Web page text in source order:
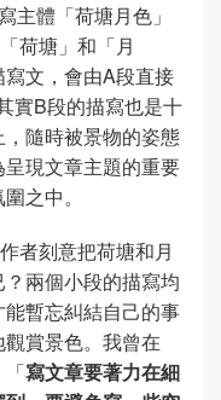
主體「荷塘月色」
荷塘」和「月
文，會由A段直接
實B段的描寫也是十
隨時被景物的姿態
現文章主題的重要
之中。
者刻意把荷塘和月
兩個小段的描寫均
暫忘糾結自己的事
賞景色。我曾在
「寫文章要著力在細